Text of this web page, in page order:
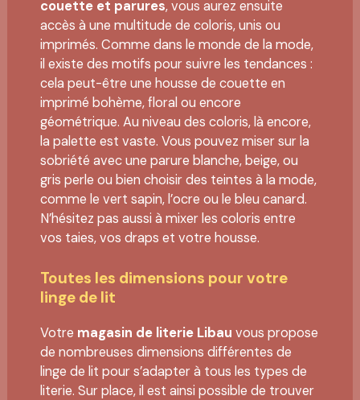
couette et parures, vous aurez ensuite
accès à une multitude de coloris, unis ou
imprimés. Comme dans le monde de la mode,
il existe des motifs pour suivre les tendances :
cela peut-être une housse de couette en
imprimé bohème, floral ou encore
géométrique. Au niveau des coloris, là encore,
la palette est vaste. Vous pouvez miser sur la
sobriété avec une parure blanche, beige, ou
gris perle ou bien choisir des teintes à la mode,
comme le vert sapin, l’ocre ou le bleu canard.
N’hésitez pas aussi à mixer les coloris entre
vos taies, vos draps et votre housse.
Toutes les dimensions pour votre
linge de lit
Votre magasin de literie Libau vous propose
de nombreuses dimensions différentes de
linge de lit pour s’adapter à tous les types de
literie. Sur place, il est ainsi possible de trouver